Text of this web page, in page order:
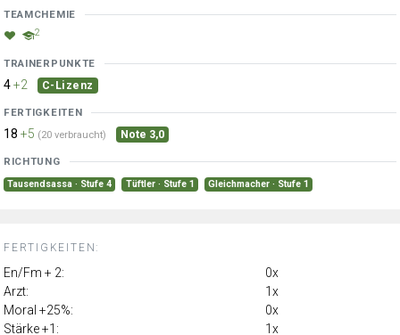
TEAMCHEMIE
2
TRAINERPUNKTE
4+2 C-Lizenz
FERTIGKEITEN
18 +5 (20 verbraucht) Note 3,0
RICHTUNG
Tausendsassa · Stufe 4 Tüftler · Stufe 1 Gleichmacher · Stufe 1
FERTIGKEITEN:
En/Fm + 2:
0x
Arzt:
1x
Moral +25%:
0x
Stärke +1:
1x